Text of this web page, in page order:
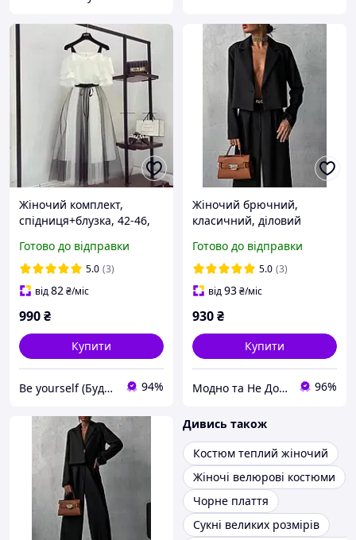
Жіночий комплект,
спідниця+блузка, 42-46,
верх, супер софт та
євросітка.
Готово до відправки
5.0 (3)
від82₴/міс
990₴
Купити
Be yourself (Будь собою) 94%
Жіночий брючний,
класичний, діловий
палаццо + кроп-жакет).
Костюм з укороченим
піджаком
Готово до відправки
5.0 (3)
від93₴/міс
930₴
Купити
Модно та Не Дорого 96%
Дивись також
Костюм теплий жіночий
Жіночі велюрові костюми
Чорне плаття
Сукні великих розмірів